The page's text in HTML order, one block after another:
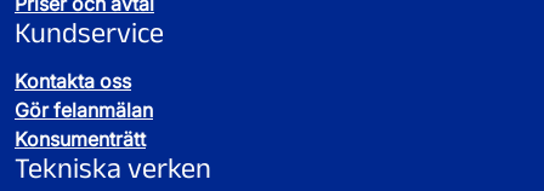
Kundservice
Kontakta oss
Gör felanmälan
Konsumenträtt
Tekniska verken